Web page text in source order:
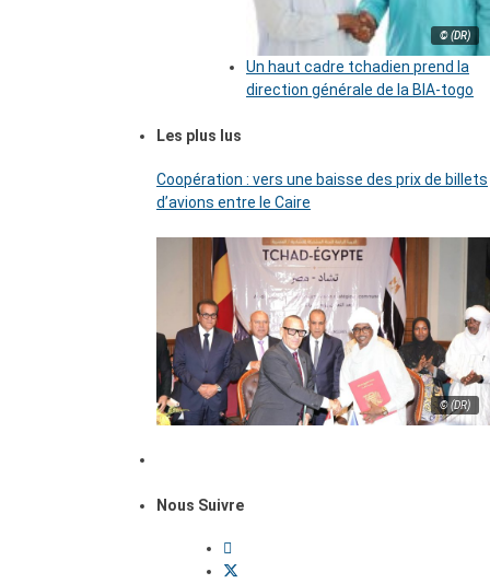
© (DR)
Un haut cadre tchadien prend la
direction générale de la BIA-togo
Les plus lus
Coopération : vers une baisse des prix de billets
d’avions entre le Caire
© (DR)
Nous Suivre